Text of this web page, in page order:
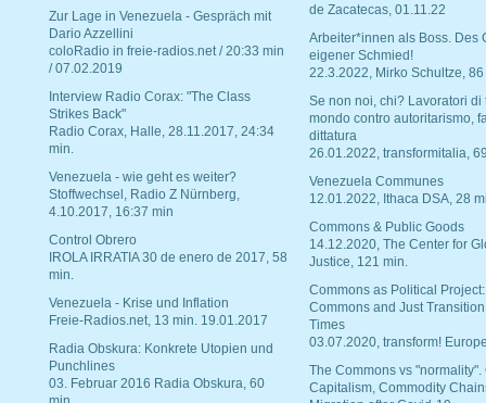
Zur Lage in Venezuela - Gespräch mit
Dario Azzellini
coloRadio in freie-radios.net / 20:33 min
/ 07.02.2019
Interview Radio Corax: "The Class
Strikes Back"
Radio Corax, Halle, 28.11.2017, 24:34
min.
Venezuela - wie geht es weiter?
Stoffwechsel, Radio Z Nürnberg,
4.10.2017, 16:37 min
Control Obrero
IROLA IRRATIA 30 de enero de 2017, 58
min.
Venezuela - Krise und Inflation
Freie-Radios.net, 13 min. 19.01.2017
Radia Obskura: Konkrete Utopien und
Punchlines
03. Februar 2016 Radia Obskura, 60
de Zacatecas, 01.11.22
Arbeiter*innen als Boss. Des
eigener Schmied!
22.3.2022, Mirko Schultze, 86
Se non noi, chi? Lavoratori di
mondo contro autoritarismo,
dittatura
26.01.2022, transformitalia,
Venezuela Communes
12.01.2022, Ithaca DSA, 28
Commons & Public Goods
14.12.2020, The Center for
Justice, 121 min.
Commons as Political Project:
Commons and Just
Times
03.07.2020, transform!
The Commons vs "normality".
Capitalism, Commodity